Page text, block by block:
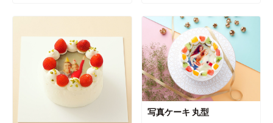
写真ケーキ 丸型